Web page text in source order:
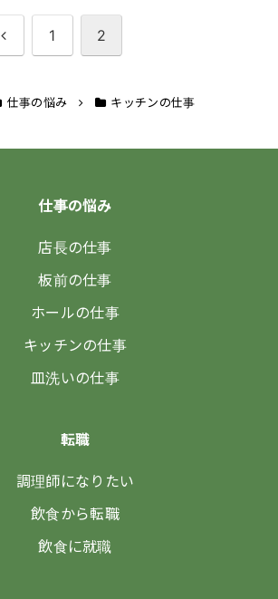
前 1 2
仕事の悩み キッチンの仕事
仕事の悩み
店長の仕事
板前の仕事
ホールの仕事
キッチンの仕事
皿洗いの仕事
転職
調理師になりたい
飲食から転職
飲食に就職